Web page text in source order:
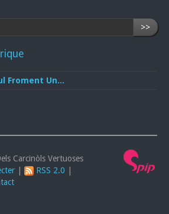
>>
Froment Un...
Carcinòls Vertuoses
| RSS 2.0 |